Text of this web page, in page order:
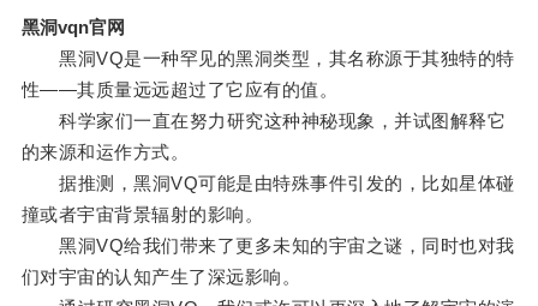
黑洞vqn官网
黑洞VQ是一种罕见的黑洞类型，其名称源于其独特的特
性——其质量远远超过了它应有的值。
科学家们一直在努力研究这种神秘现象，并试图解释它
的来源和运作方式。
据推测，黑洞VQ可能是由特殊事件引发的，比如星体碰
撞或者宇宙背景辐射的影响。
黑洞VQ给我们带来了更多未知的宇宙之谜，同时也对我
们对宇宙的认知产生了深远影响。